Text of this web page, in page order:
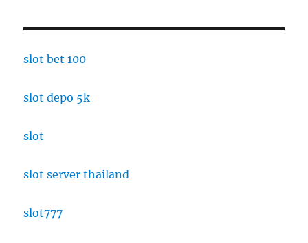
slot bet 100
slot depo 5k
slot
slot server thailand
slot777